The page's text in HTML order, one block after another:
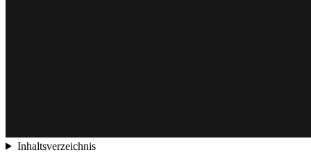
Inhaltsverzeichnis